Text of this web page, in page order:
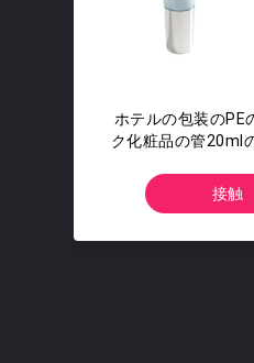
ホテルの包装のPE
ク化粧品の管20ml
接触